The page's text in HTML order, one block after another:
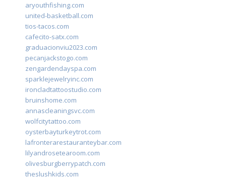
aryouthfishing.com
united-basketball.com
tios-tacos.com
cafecito-satx.com
graduacionviu2023.com
pecanjackstogo.com
zengardendayspa.com
sparklejewelryinc.com
ironcladtattoostudio.com
bruinshome.com
annascleaningsvc.com
wolfcitytattoo.com
oysterbayturkeytrot.com
lafronterarestauranteybar.com
lilyandrosetearoom.com
olivesburgberrypatch.com
theslushkids.com